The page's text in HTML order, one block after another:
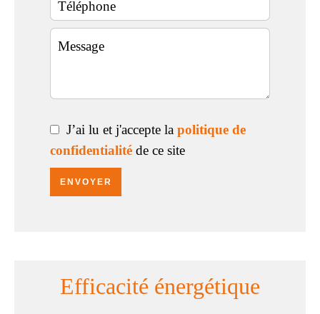
J’ai lu et j'accepte la politique de
confidentialité de ce site
ENVOYER
Efficacité énergétique